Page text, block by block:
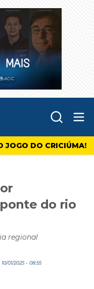
JOGO DO CRICIÚMA!
do rio
regional
01/2025 - 08:55